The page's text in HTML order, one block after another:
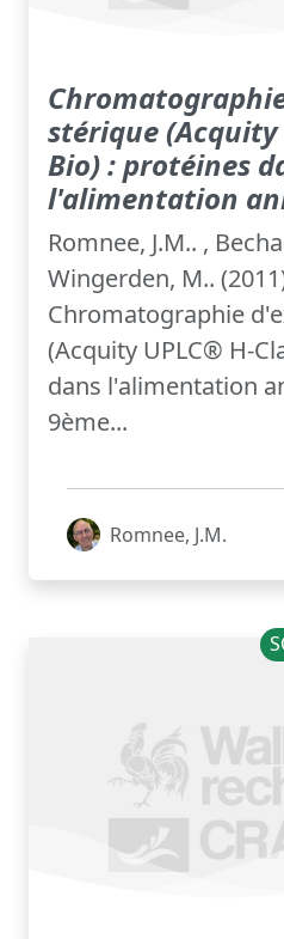
stérique (Acquity
Bio) : protéines
l'alimentation
Romnee, J.M.. ,
Wingerden, M..
Chromatographie
(Acquity UPLC® H-
dans l'alimentation
9ème...
Romnee, J.M.